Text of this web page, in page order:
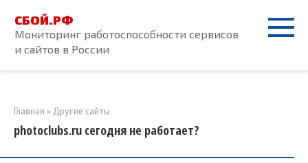
контенту
СБОЙ.РФ
Мониторинг работоспособности сервисов
и сайтов в России
Главная » Другие сайты
photoclubs.ru сегодня не работает?